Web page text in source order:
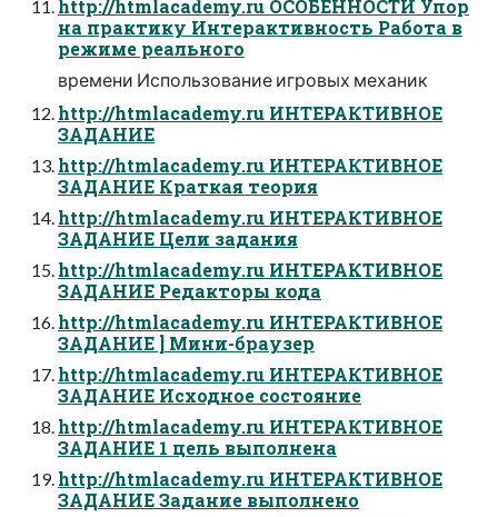
http://htmlacademy.ru ОСОБЕННОСТИ Упор
на практику Интерактивность Работа в
режиме реального
времени Использование игровых механик
http://htmlacademy.ru ИНТЕРАКТИВНОЕ
ЗАДАНИЕ
http://htmlacademy.ru ИНТЕРАКТИВНОЕ
ЗАДАНИЕ Краткая теория
http://htmlacademy.ru ИНТЕРАКТИВНОЕ
ЗАДАНИЕ Цели задания
http://htmlacademy.ru ИНТЕРАКТИВНОЕ
ЗАДАНИЕ Редакторы кода
http://htmlacademy.ru ИНТЕРАКТИВНОЕ
ЗАДАНИЕ ] Мини-браузер
http://htmlacademy.ru ИНТЕРАКТИВНОЕ
ЗАДАНИЕ Исходное состояние
http://htmlacademy.ru ИНТЕРАКТИВНОЕ
ЗАДАНИЕ 1 цель выполнена
http://htmlacademy.ru ИНТЕРАКТИВНОЕ
ЗАДАНИЕ Задание выполнено